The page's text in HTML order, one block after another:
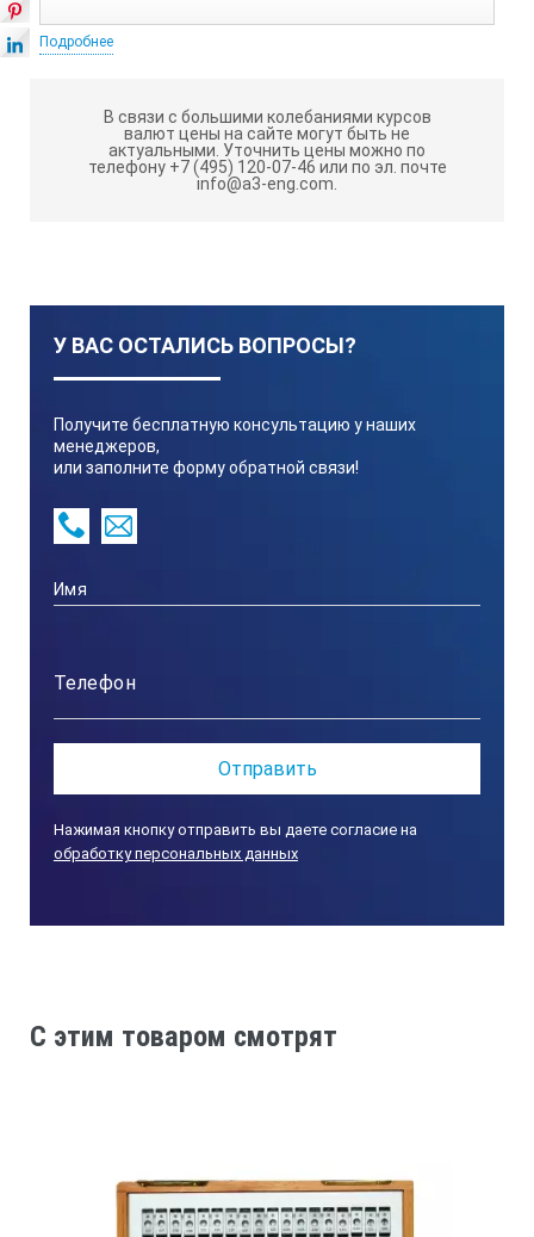
08-10
без предварительного уведомления.
Подробнее
В связи с большими колебаниями курсов
валют цены на сайте могут быть не
актуальными. Уточнить цены можно по
телефону +7 (495) 120-07-46 или по эл. почте
info@a3-eng.com.
У ВАС ОСТАЛИСЬ ВОПРОСЫ?
Получите бесплатную консультацию у наших
менеджеров,
или заполните форму обратной связи!
Нажимая кнопку отправить вы даете согласие на
обработку персональных данных
C этим товаром смотрят